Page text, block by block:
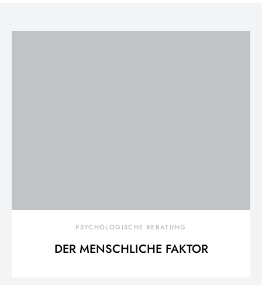
PSYCHOLOGISCHE BERATUNG
DER MENSCHLICHE FAKTOR